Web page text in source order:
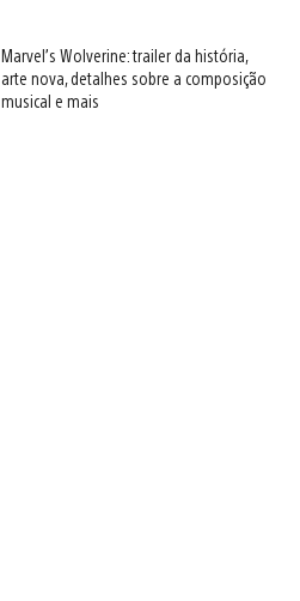
Marvel’s Wolverine: trailer da história,
arte nova, detalhes sobre a composição
musical e mais